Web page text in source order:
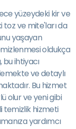
yüzeydeki kir ve
toz ve mite'ları da
yaşayan
oldukça
ihtiyacı
ve detaylı
Bu hizmet
olur ve yeni gibi
temizlik hizmeti
yardımcı